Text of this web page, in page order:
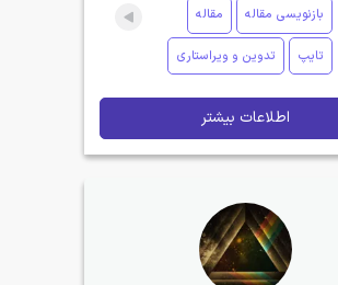
بازنویسی مقاله مقاله
تایپ تدوین و ویراستاری
اطلاعات بیشتر